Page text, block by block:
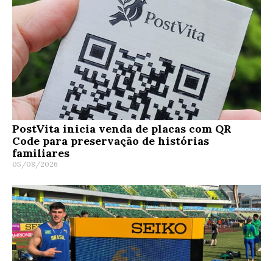
PostVita inicia venda de placas com QR
Code para preservação de histórias
familiares
05/08/2026